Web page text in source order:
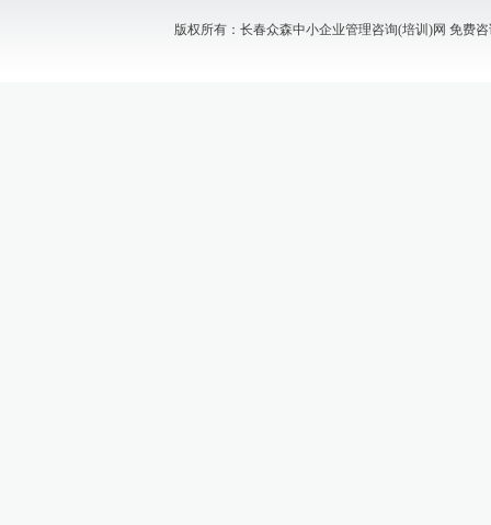
版权所有：长春众森中小企业管理咨询(培训)网 免费咨